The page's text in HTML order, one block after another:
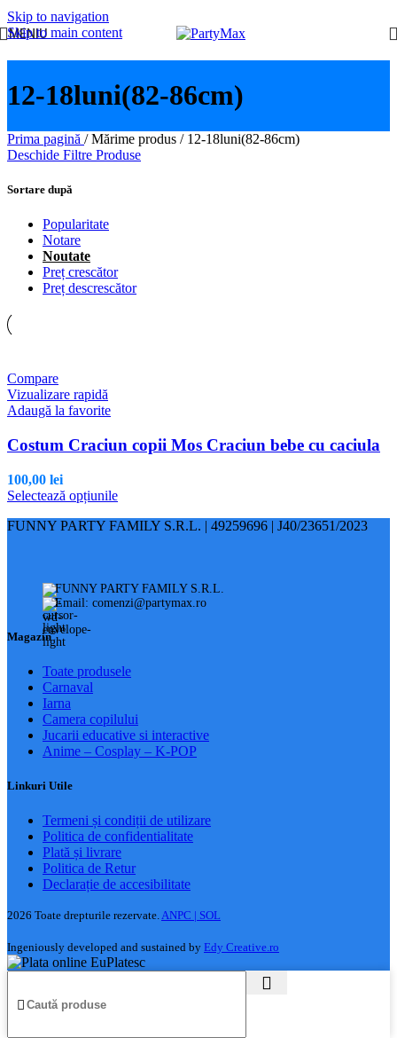
Skip to navigation
Skip to main content
MENIU
12-18luni(82-86cm)
Prima pagină / Mărime produs / 12-18luni(82-86cm)
Deschide Filtre Produse
Sortare după
Popularitate
Notare
Noutate
Preț crescător
Preț descrescător
Compare
Vizualizare rapidă
Adaugă la favorite
Costum Craciun copii Mos Craciun bebe cu caciula
100,00 lei
Selectează opțiunileAcest
are
Opțiunile
pot
pagina
FUNNY PARTY FAMILY S.R.L. | 49259696 | J40/23651/2023
FUNNY PARTY FAMILY S.R.L.
Email: comenzi@partymax.ro
Magazin
Toate produsele
Carnaval
Iarna
Camera copilului
Jucarii educative si interactive
Anime – Cosplay – K‑POP
Linkuri Utile
Termeni și condiții de utilizare
Politica de confidentialitate
Plată și livrare
Politica de Retur
Declarație de accesibilitate
2026 Toate drepturile rezervate.ANPC | SOL
Ingeniously developed and sustained by Edy Creative.ro